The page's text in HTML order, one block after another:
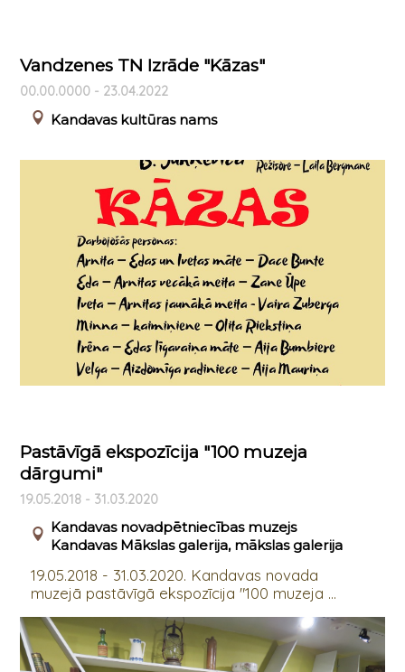
Vandzenes TN Izrāde "Kāzas"
00.00.0000 - 23.04.2022
Kandavas kultūras nams
Pastāvīgā ekspozīcija "100 muzeja
dārgumi"
19.05.2018 - 31.03.2020
Kandavas novadpētniecības muzejs
Kandavas Mākslas galerija, mākslas galerija
19.05.2018 - 31.03.2020. Kandavas novada
muzejā pastāvīgā ekspozīcija "100 muzeja ...